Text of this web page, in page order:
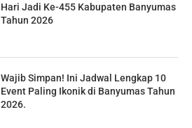
Hari Jadi Ke-455 Kabupaten Banyumas
Tahun 2026
Wajib Simpan! Ini Jadwal Lengkap 10
Event Paling Ikonik di Banyumas Tahun
2026.